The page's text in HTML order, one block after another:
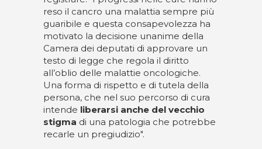
reso il cancro una malattia sempre più
guaribile e questa consapevolezza ha
motivato la decisione unanime della
Camera dei deputati di approvare un
testo di legge che regola il diritto
all’oblio delle malattie oncologiche.
Una forma di rispetto e di tutela della
persona, che nel suo percorso di cura
intende liberarsi anche del vecchio
stigma di una patologia che potrebbe
recarle un pregiudizio".